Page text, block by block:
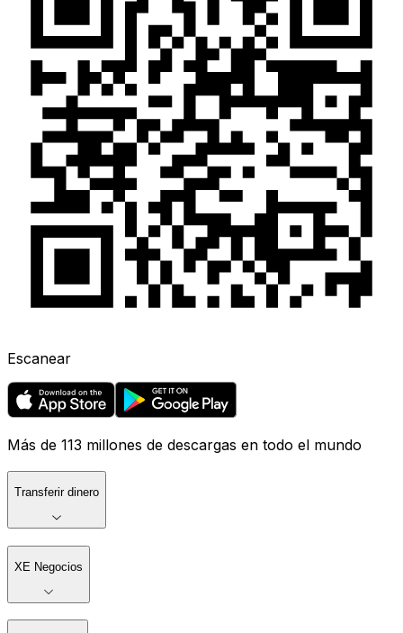
Escanear
Más de 113 millones de descargas en todo el mundo
Transferir dinero
XE Negocios